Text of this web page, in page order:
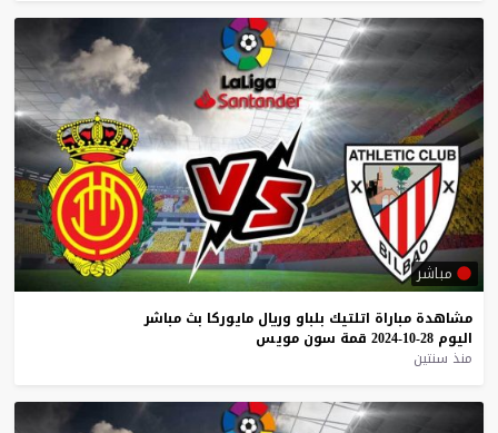
مباشر
مشاهدة مباراة اتلتيك بلباو وريال مايوركا بث مباشر
اليوم 28-10-2024 قمة سون مويس
منذ سنتين